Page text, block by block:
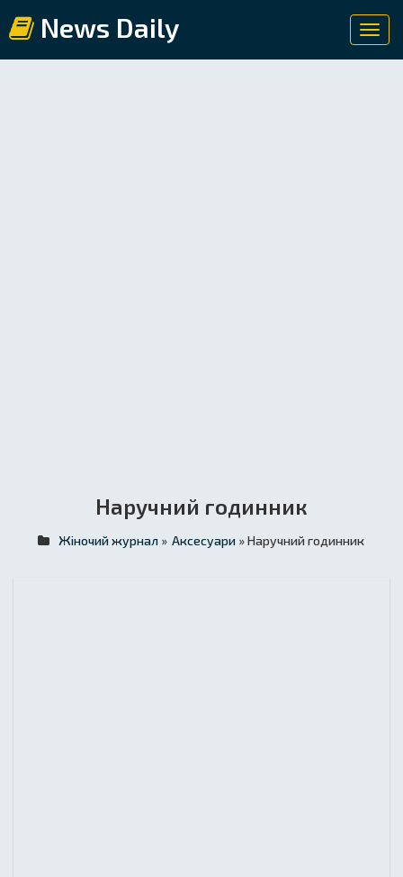
News Daily
Наручний годинник
Жіночий журнал » Аксесуари » Наручний годинник